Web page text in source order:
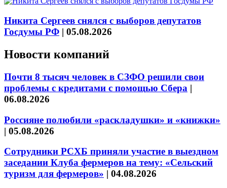
Никита Сергеев снялся с выборов депутатов
Госдумы РФ | 05.08.2026
Новости компаний
Почти 8 тысяч человек в СЗФО решили свои
проблемы с кредитами с помощью Сбера |
06.08.2026
Россияне полюбили «раскладушки» и «книжки»
| 05.08.2026
Сотрудники РСХБ приняли участие в выездном
заседании Клуба фермеров на тему: «Сельский
туризм для фермеров» | 04.08.2026